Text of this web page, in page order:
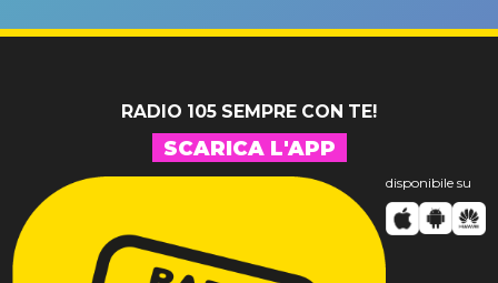
RADIO 105 SEMPRE CON TE!
SCARICA L'APP
disponibile su